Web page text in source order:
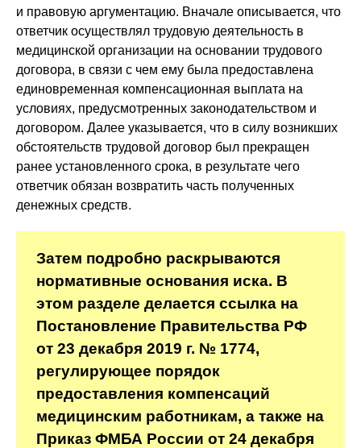
и правовую аргументацию. Вначале описывается, что
ответчик осуществлял трудовую деятельность в
медицинской организации на основании трудового
договора, в связи с чем ему была предоставлена
единовременная компенсационная выплата на
условиях, предусмотренных законодательством и
договором. Далее указывается, что в силу возникших
обстоятельств трудовой договор был прекращен
ранее установленного срока, в результате чего
ответчик обязан возвратить часть полученных
денежных средств.
Затем подробно раскрываются
нормативные основания иска. В
этом разделе делается ссылка на
Постановление Правительства РФ
от 23 декабря 2019 г. № 1774,
регулирующее порядок
предоставления компенсаций
медицинским работникам, а также на
Приказ ФМБА России от 24 декабря